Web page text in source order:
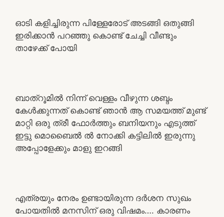
ഓടി കളിച്ചിരുന്ന പിള്ളേരോട് അടങ്ങി ഒതുങ്ങി
ഇരിക്കാൻ പറഞ്ഞു കൊണ്ട് ചേച്ചി വീണ്ടും
താഴേക്ക് പോയി
ബാത്‌റൂമിൽ നിന്ന് വെള്ളം വീഴുന്ന ശബ്ദം
കേൾക്കുന്നത് കൊണ്ട് ഞാൻ ആ സമയത്ത് മുണ്ട്
മാറ്റി ഒരു ത്രീ ഫോർത്തും ബനിയനും എടുത്ത്
ഇട്ടു മൊബൈൽ ൽ നോക്കി കട്ടിലിൽ ഇരുന്നു
അപ്പോളേക്കും മാളു ഇറങ്ങി
എത്രയും നേരം ഉണ്ടായിരുന്ന ദർശന സുഖം
പോയതിൽ മനസിന്‌ ഒരു വിഷമം…. കാരണം